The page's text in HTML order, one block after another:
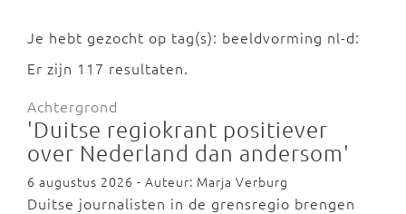
Je hebt gezocht op tag(s): beeldvorming nl-d:
Er zijn 117 resultaten.
Achtergrond
'Duitse regiokrant positiever
over Nederland dan andersom'
6 augustus 2026 - Auteur: Marja Verburg
Duitse journalisten in de grensregio brengen